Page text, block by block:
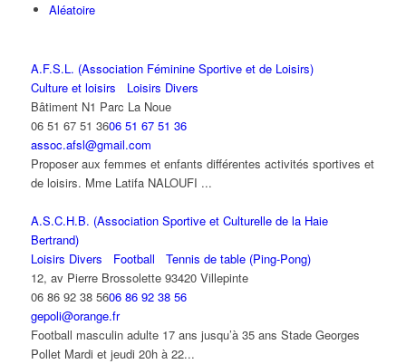
Aléatoire
A.F.S.L. (Association Féminine Sportive et de Loisirs)
Culture et loisirs
Loisirs Divers
Bâtiment N1 Parc La Noue
06 51 67 51 3606 51 67 51 36
assoc.afsl@gmail.com
Proposer aux femmes et enfants différentes activités sportives et
de loisirs. Mme Latifa NALOUFI ...
A.S.C.H.B. (Association Sportive et Culturelle de la Haie
Bertrand)
Loisirs Divers
Football
Tennis de table (Ping-Pong)
12, av Pierre Brossolette 93420 Villepinte
06 86 92 38 5606 86 92 38 56
gepoli@orange.fr
Football masculin adulte 17 ans jusqu’à 35 ans Stade Georges
Pollet Mardi et jeudi 20h à 22...